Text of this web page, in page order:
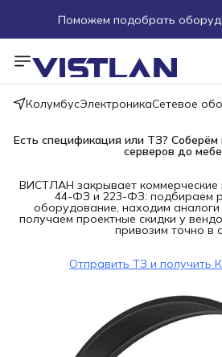
Поможем подобрать
Пуско-наладочные
Пришлите запрос на e-
Более 100 000 позиций в
КолумбусЭлектроникаСетевое
Есть спецификация или ТЗ?
серверов до
ВИСТЛАН закрывает коммерческие
44-ФЗ и 223-ФЗ: подбираем
оборудование, находим
получаем проектные скидки у
привозим точно в
Отправить ТЗ и получить